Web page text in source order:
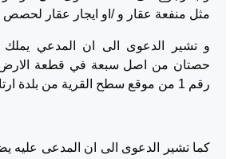
مثل منفعة عقار و /او ايجار عقار لحصص
و تشير الدعوى الى ان المدعي يملك
رقم 1 من موقع سطح القرية من بلدة ارتاح .
كما تشير الدعوى الى ان المدعى عليه